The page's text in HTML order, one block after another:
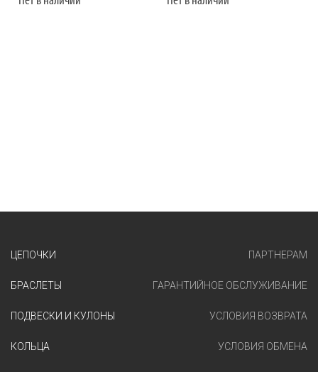
ЦЕПОЧКИ
БРАСЛЕТЫ
ПОДВЕСКИ И КУЛОНЫ
КОЛЬЦА
ПАРТНЕРАМ
ГАРАНТИЙНОЕ ОБСЛУЖИВАНИЕ
УСЛОВИЯ ВОЗВРАТА
УСЛОВИЯ ОБМЕНА